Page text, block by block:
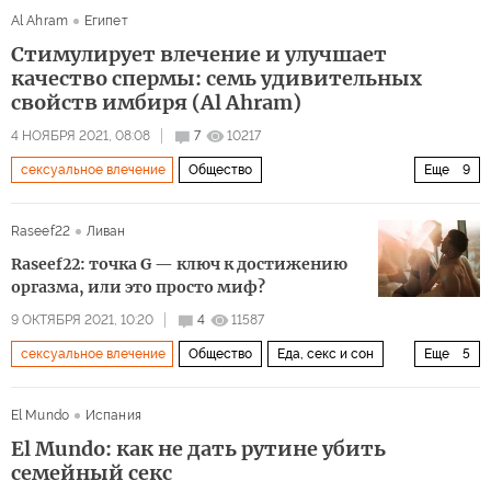
Al Ahram Египет
Стимулирует влечение и улучшает
качество спермы: семь удивительных
свойств имбиря (Al Ahram)
4 НОЯБРЯ 2021, 08:08 7 10217
Еще 9
сексуальное влечение Общество
полезные свойства имбирь сперма
полезные советы
Raseef22 Ливан
Raseef22: точка G — ключ к достижению
оргазма, или это просто миф?
9 ОКТЯБРЯ 2021, 10:20 4 11587
Еще 5
сексуальное влечение Общество Еда, секс и сон
El Mundo Испания
El Mundo: как не дать рутине убить
семейный секс